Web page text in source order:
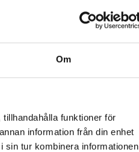
Om
funktioner för
information från din enhet
sin tur kombinera informationen